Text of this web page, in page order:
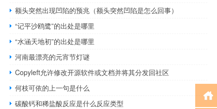
额头突然出现凹陷的预兆（额头突然凹陷是怎么回事）
“记平沙鸥鹭”的出处是哪里
“水涵天地初”的出处是哪里
河南最漂亮的元宵节灯谜
Copyleft允许修改开源软件或文档并将其分发回社区
何枝可依的上一句是什么
碳酸钙和稀盐酸反应是什么反应类型